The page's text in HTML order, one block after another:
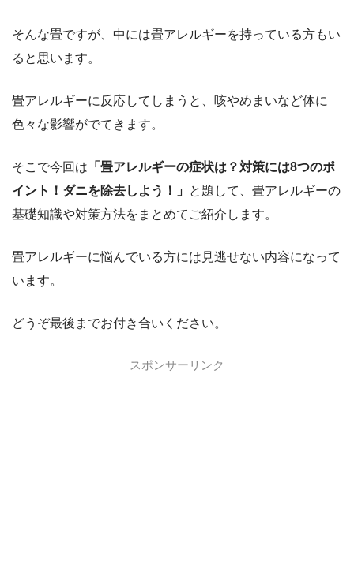
そんな畳ですが、中には畳アレルギーを持っている方もい
ると思います。
畳アレルギーに反応してしまうと、咳やめまいなど体に
色々な影響がでてきます。
そこで今回は 「畳アレルギーの症状は？対策には8つのポ
イント！ダニを除去しよう！」 と題して、畳アレルギーの
基礎知識や対策方法をまとめてご紹介します。
畳アレルギーに悩んでいる方には見逃せない内容になって
います。
どうぞ最後までお付き合いください。
スポンサーリンク